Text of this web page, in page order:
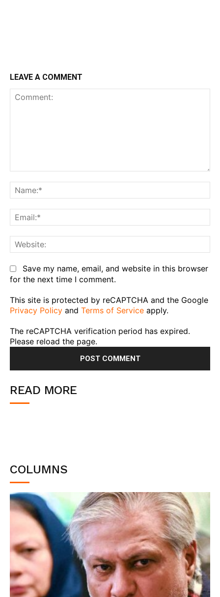
COLUMNS
LEAVE A COMMENT
Save my name, email, and website in this browser
for the next time I comment.
This site is protected by reCAPTCHA and the Google
Privacy Policy and Terms of Service apply.
The reCAPTCHA verification period has expired.
Please reload the page.
READ MORE